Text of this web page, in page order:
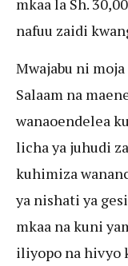
mkaa la Sh.
nafuu zaidi
Mwajabu ni
Salaam na
wanaoendelea
licha ya juhudi
kuhimiza
ya nishati ya
mkaa na kuni
iliyopo na hivyo